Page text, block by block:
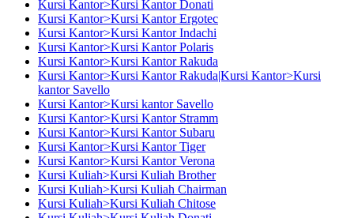
Kursi Kantor>Kursi Kantor Donati
Kursi Kantor>Kursi Kantor Ergotec
Kursi Kantor>Kursi Kantor Indachi
Kursi Kantor>Kursi Kantor Polaris
Kursi Kantor>Kursi Kantor Rakuda
Kursi Kantor>Kursi Kantor Rakuda|Kursi Kantor>Kursi
kantor Savello
Kursi Kantor>Kursi kantor Savello
Kursi Kantor>Kursi Kantor Stramm
Kursi Kantor>Kursi Kantor Subaru
Kursi Kantor>Kursi Kantor Tiger
Kursi Kantor>Kursi Kantor Verona
Kursi Kuliah>Kursi Kuliah Brother
Kursi Kuliah>Kursi Kuliah Chairman
Kursi Kuliah>Kursi Kuliah Chitose